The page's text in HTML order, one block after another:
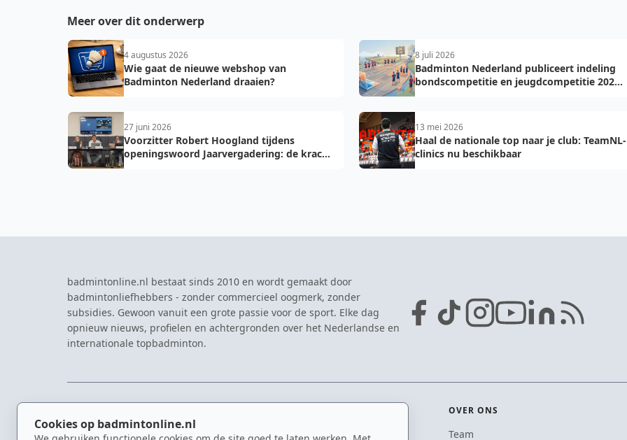
Cookies op badmintonline.nl
Meer over dit onderwerp
4 augustus 2026
Wie gaat de nieuwe webshop van
Badminton Nederland draaien?
8 juli 2026
Badminton Nederland publiceert indeling
bondscompetitie en jeugdcompetitie 2026-
27 juni 2026
Voorzitter Robert Hoogland tijdens
openingswoord Jaarvergadering: de kracht
13 mei 2026
Haal de nationale top naar je club: TeamNL-
clinics nu beschikbaar
badmintonline.nl bestaat sinds 2010 en wordt gemaakt door
badmintonliefhebbers - zonder commercieel oogmerk, zonder
subsidies. Gewoon vanuit een grote passie voor de sport. Elke dag
opnieuw nieuws, profielen en achtergronden over het Nederlandse en
internationale topbadminton.
Nieuws Eredivisie
OVER ONS
Team